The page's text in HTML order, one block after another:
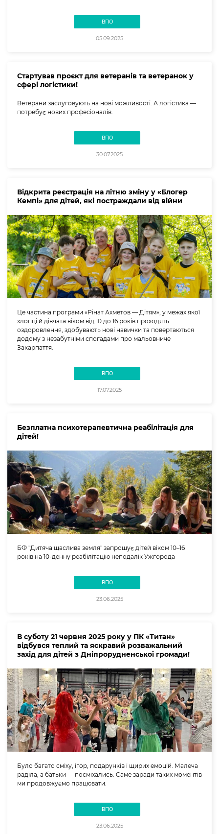
ВПО
05.09.2025
Стартував проєкт для ветеранів та ветеранок у
сфері логістики!
Ветерани заслуговують на нові можливості. А логістика —
потребує нових професіоналів.
ВПО
30.07.2025
Відкрита реєстрація на літню зміну у «Блогер
Кемпі» для дітей, які постраждали від війни
Це частина програми «Рінат Ахметов — Дітям», у межах якої
хлопці й дівчата віком від 10 до 16 років проходять
оздоровлення, здобувають нові навички та повертаються
додому з незабутніми спогадами про мальовниче
Закарпаття.
ВПО
17.07.2025
Безплатна психотерапевтична реабілітація для
дітей!
БФ "Дитяча щаслива земля" запрошує дітей віком 10–16
років на 10-денну реабілітацію неподалік Ужгорода
ВПО
23.06.2025
В суботу 21 червня 2025 року у ПК «Титан»
відбувся теплий та яскравий розважальний
захід для дітей з Дніпрорудненської громади!
Було багато сміху, ігор, подарунків і щирих емоцій. Малеча
раділа, а батьки — посміхались. Саме заради таких моментів
ми продовжуємо працювати.
ВПО
23.06.2025